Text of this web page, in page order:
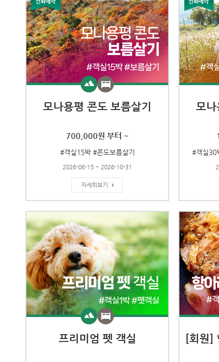
모나용평 콘도 보름살기
700,000원 부터 ~
#객실15박 #콘도보름살기
2026-06-15 ~ 2026-10-31
자세히보기
모
#객실30
프리미엄 펫 객실 [회원]